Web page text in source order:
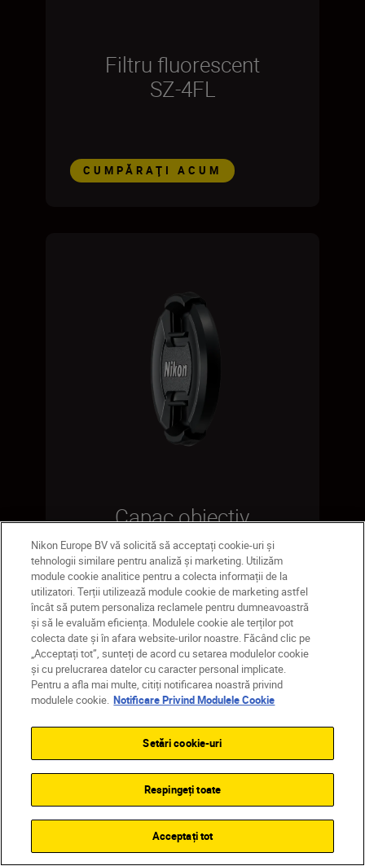
Filtru fluorescent
SZ-4FL
CUMPĂRAŢI ACUM
Capac obiectiv
frontal LC-55A
CUMPĂRAŢI ACUM
Nikon Europe BV vă solicită să acceptați cookie-uri și
tehnologii similare pentru analiză și marketing. Utilizăm
module cookie analitice pentru a colecta informații de la
utilizatori. Terții utilizează module cookie de marketing astfel
încât să putem personaliza reclamele pentru dumneavoastră
și să le evaluăm eficiența. Modulele cookie ale terților pot
colecta date și în afara website-urilor noastre. Făcând clic pe
„Acceptați tot”, sunteți de acord cu setarea modulelor cookie
și cu prelucrarea datelor cu caracter personal implicate.
Pentru a afla mai multe, citiți notificarea noastră privind
modulele cookie. Notificare Privind Modulele Cookie
Setări cookie-uri
Respingeți toate
Acceptați tot